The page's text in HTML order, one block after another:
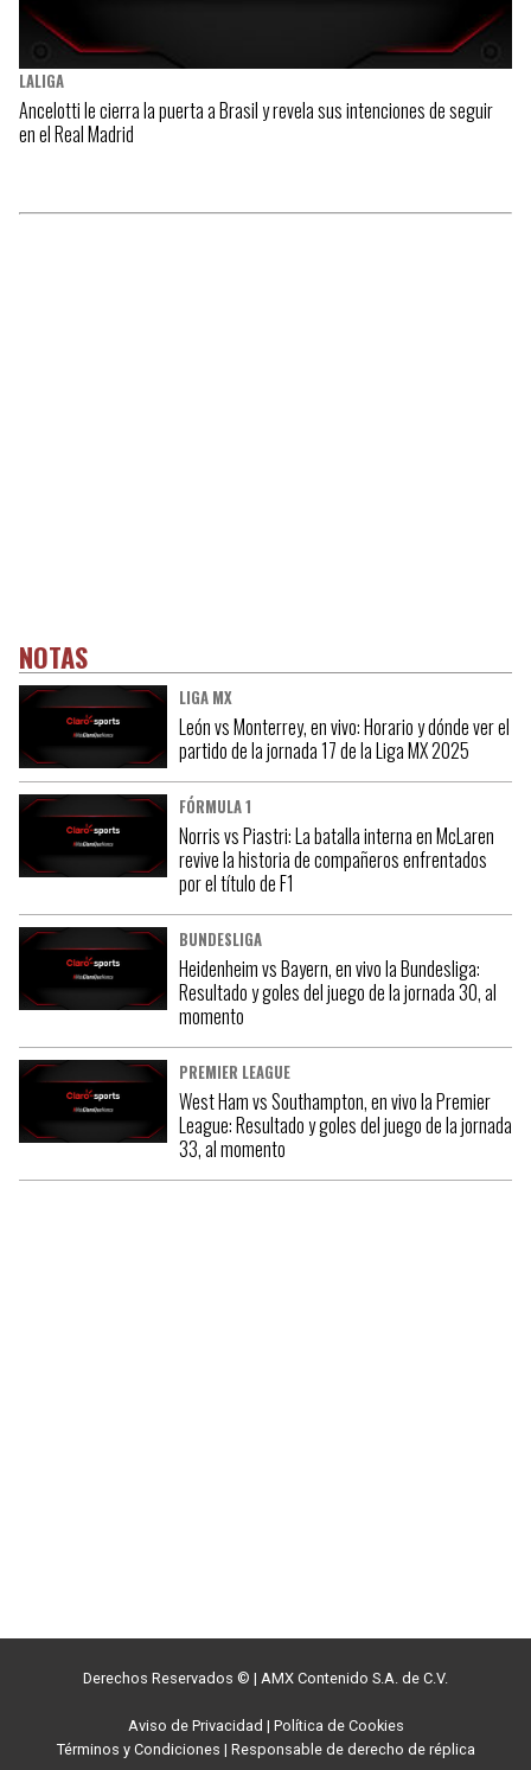
LALIGA
Ancelotti le cierra la puerta a Brasil y revela sus intenciones de seguir
en el Real Madrid
NOTAS
LIGA MX
León vs Monterrey, en vivo: Horario y dónde ver el
partido de la jornada 17 de la Liga MX 2025
FÓRMULA 1
Norris vs Piastri: La batalla interna en McLaren
revive la historia de compañeros enfrentados
por el título de F1
BUNDESLIGA
Heidenheim vs Bayern, en vivo la Bundesliga:
Resultado y goles del juego de la jornada 30, al
momento
PREMIER LEAGUE
West Ham vs Southampton, en vivo la Premier
League: Resultado y goles del juego de la jornada
33, al momento
Derechos Reservados © | AMX Contenido S.A. de C.V.
Aviso de Privacidad | Política de Cookies
Términos y Condiciones | Responsable de derecho de réplica